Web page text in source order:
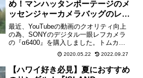
め！マンハッタンポーテージのメ
ッセンジャーカメラバッグのレビ
ュー！【Manhattan Portage】
最近、YouTubeの動画のクオリティ向上
の為、SONYのデジタル一眼レフカメラ
の『α6400』を購入しました。トムカメ
ラは全くの初心者で、日々勉強中です。
新型コロナウィルスの影響による外出自
粛期間の為、散歩や買い物以外の不要な
外出が出来な...
2020.05.22 2022.09.27
【ハワイ好き必見】夏におすすめ